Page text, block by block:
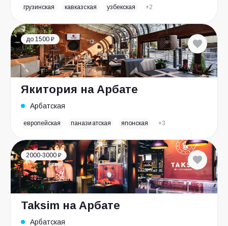
грузинская кавказская узбекская +2
до 1500 ₽
Якитория на Арбате
Арбатская
европейская паназиатская японская +3
2000-3000 ₽
Taksim на Арбате
Арбатская